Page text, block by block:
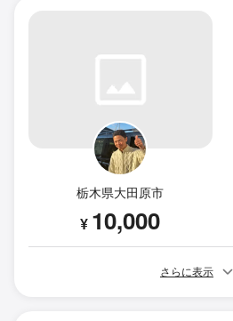
栃木県大田原市
¥ 10,000
さらに表示